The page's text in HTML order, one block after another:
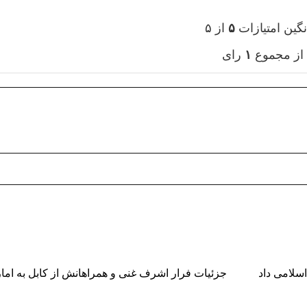
امتیازات۵ از ۵
از مجموع ۱ رای
جزئیات فرار اشرف غنی و همراهانش از کابل به داد